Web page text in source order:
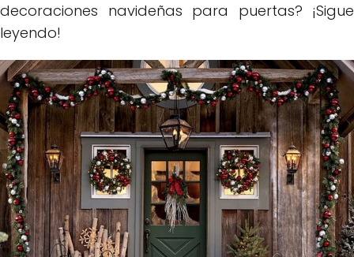
decoraciones navideñas para puertas? ¡Sigue
leyendo!